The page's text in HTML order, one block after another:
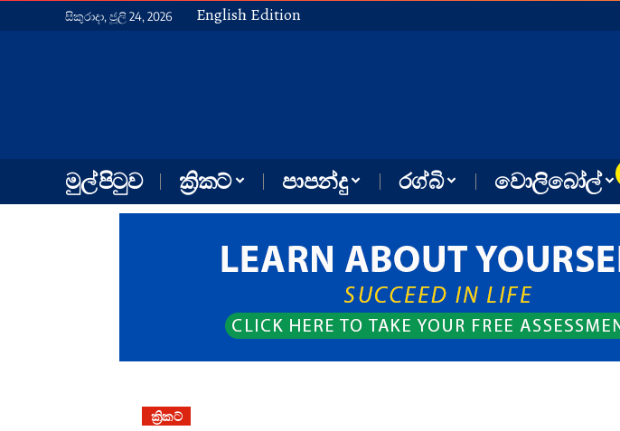
සිකුරාදා, ජූලි 24, 2026 English Edition
මුල් පිටුව ක්‍රිකට් පාපන්දු රග්බි වොලිබෝල්
ක්‍රිකට්